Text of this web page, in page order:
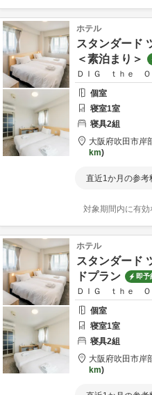
ホテル
スタンダード
＜素泊まり＞
ＤＩＧ ｔｈｅ Ｏ
個室
寝室1室
寝具2組
大阪府吹田市岸
km
直近1か月の参考
対象期間内に有効
ホテル
スタンダード
ドプラン
即予
ＤＩＧ ｔｈｅ Ｏ
個室
寝室1室
寝具2組
大阪府吹田市岸
km